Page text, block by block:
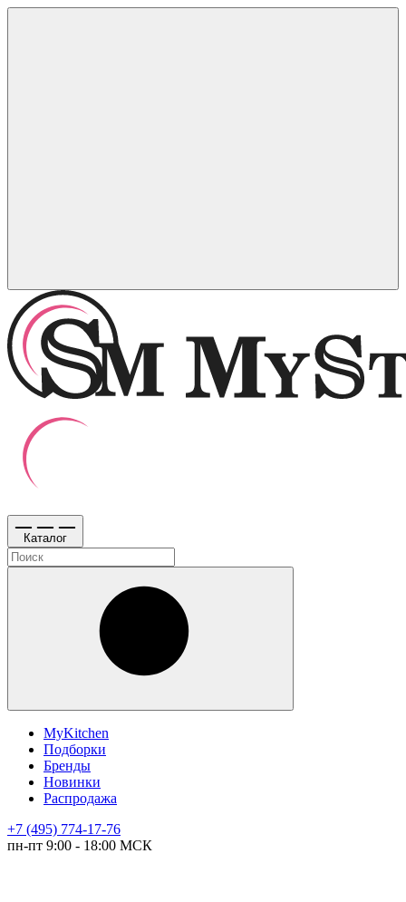
Каталог
MyKitchen
Подборки
Бренды
Новинки
Распродажа
+7 (495) 774-17-76
пн-пт 9:00 - 18:00 МСК